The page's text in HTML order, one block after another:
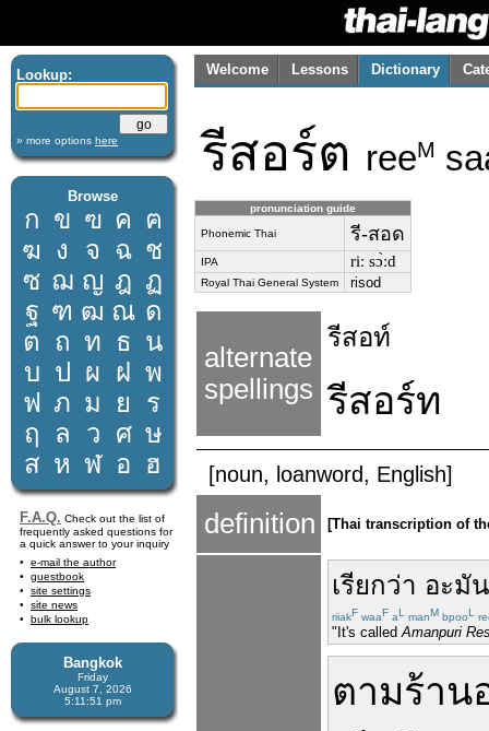
Lookup:
» more options here
Browse
ก ข ฃ ค ฅ
ฆ ง จ ฉ ช
ซ ฌ ญ ฎ ฏ
ฐ ฑ ฒ ณ ด
ต ถ ท ธ น
บ ป ผ ฝ พ
ฟ ภ ม ย
ร
ฤ
ล ว ศ ษ
ส ห ฬ อ ฮ
F.A.Q. Check out the list of
frequently asked questions for
a quick answer to your inquiry
e-mail the author
guestbook
site settings
site news
bulk lookup
Bangkok
Friday
August 7, 2026
5:11:52 pm
Welcome Lessons Dictionary
รีสอร์ต reeM
pronunciation guide
Phonemic Thai รี-สอด
IPA riː sɔ̀ːd
Royal Thai General System risod
alternate
spellings
รีสอท์
รีสอร์ท
[noun, loanword, English]
definition [Thai transcription of
เรียกว่า อะมั
riiakF waaF aL manM bpooL
"It's calledAmanpuri
ตามร้าน